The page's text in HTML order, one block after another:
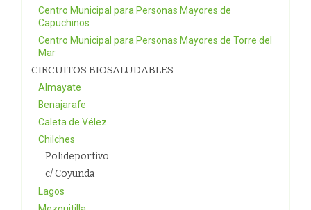
Centro Municipal para Personas Mayores de
Capuchinos
Centro Municipal para Personas Mayores de Torre del
Mar
CIRCUITOS BIOSALUDABLES
Almayate
Benajarafe
Caleta de Vélez
Chilches
Polideportivo
c/ Coyunda
Lagos